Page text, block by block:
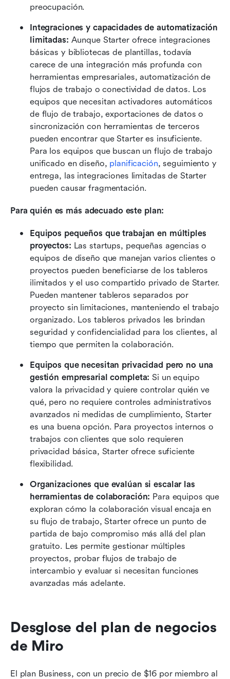
preocupación.
Integraciones y capacidades de automatización
limitadas: Aunque Starter ofrece integraciones
básicas y bibliotecas de plantillas, todavía
carece de una integración más profunda con
herramientas empresariales, automatización de
flujos de trabajo o conectividad de datos. Los
equipos que necesitan activadores automáticos
de flujo de trabajo, exportaciones de datos o
sincronización con herramientas de terceros
pueden encontrar que Starter es insuficiente.
Para los equipos que buscan un flujo de trabajo
unificado en diseño, planificación, seguimiento y
entrega, las integraciones limitadas de Starter
pueden causar fragmentación.
Para quién es más adecuado este plan:
Equipos pequeños que trabajan en múltiples
proyectos: Las startups, pequeñas agencias o
equipos de diseño que manejan varios clientes o
proyectos pueden beneficiarse de los tableros
ilimitados y el uso compartido privado de Starter.
Pueden mantener tableros separados por
proyecto sin limitaciones, manteniendo el trabajo
organizado. Los tableros privados les brindan
seguridad y confidencialidad para los clientes, al
tiempo que permiten la colaboración.
Equipos que necesitan privacidad pero no una
gestión empresarial completa: Si un equipo
valora la privacidad y quiere controlar quién ve
qué, pero no requiere controles administrativos
avanzados ni medidas de cumplimiento, Starter
es una buena opción. Para proyectos internos o
trabajos con clientes que solo requieren
privacidad básica, Starter ofrece suficiente
flexibilidad.
Organizaciones que evalúan si escalar las
herramientas de colaboración: Para equipos que
exploran cómo la colaboración visual encaja en
su flujo de trabajo, Starter ofrece un punto de
partida de bajo compromiso más allá del plan
gratuito. Les permite gestionar múltiples
proyectos, probar flujos de trabajo de
intercambio y evaluar si necesitan funciones
avanzadas más adelante.
Desglose del plan de negocios
de Miro
El plan Business, con un precio de $16 por miembro al